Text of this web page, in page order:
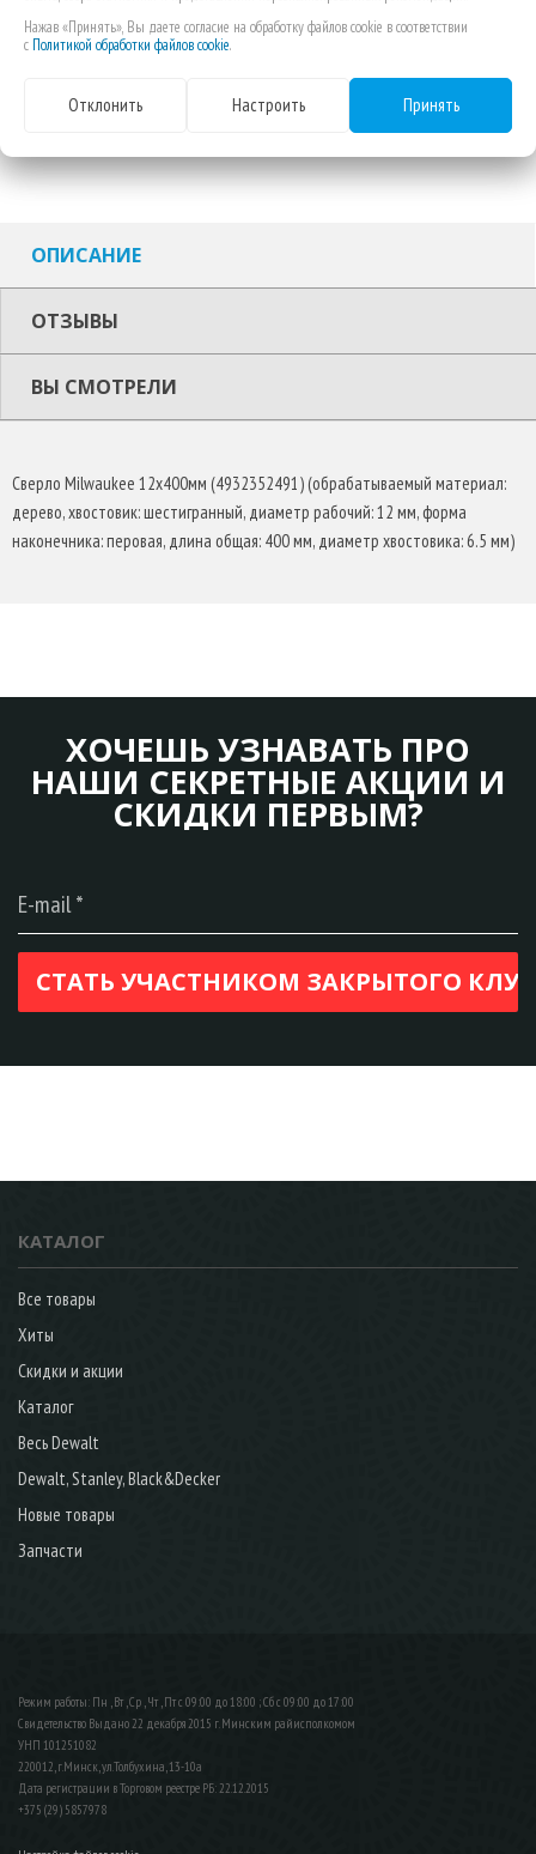
установки в шпиндель инструмента или для надежного
вспомогательные кромки для улучшения качества резки.
ОПИСАНИЕ
ОТЗЫВЫ
ВЫ СМОТРЕЛИ
Сверло Milwaukee 12x400мм (4932352491) (обрабатываемый материал:
дерево, хвостовик: шестигранный, диаметр рабочий: 12 мм, форма
наконечника: перовая, длина общая: 400 мм, диаметр хвостовика: 6.5 мм)
ХОЧЕШЬ УЗНАВАТЬ ПРО
НАШИ СЕКРЕТНЫЕ АКЦИИ И
СКИДКИ ПЕРВЫМ?
КАТАЛОГ
Все товары
Хиты
Скидки и акции
Каталог
Весь Dewalt
Dewalt, Stanley, Black&Decker
Новые товары
Запчасти
Режим работы: Пн , Вт , Ср , Чт , Пт c 09:00 до 18:00 ; Сб c 09:00 до 17:00
Свидетельство Выдано 22 декабря 2015 г. Минским райисполкомом
УНП 101251082
220012, г.Минск, ул.Толбухина, 13-10а
Дата регистрации в Торговом реестре РБ: 22.12.2015
+375 (29) 5857978
Нажав «Принять», Вы даете согласие на обработку файлов cookie в соответствии
с Политикой обработки файлов cookie.
Отклонить Настроить Принять